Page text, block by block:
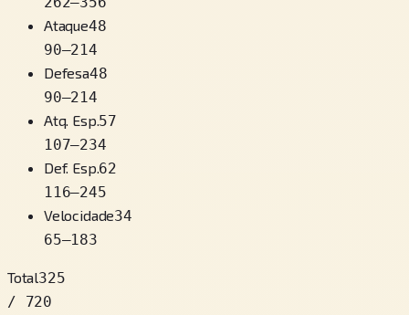
Ataque48
90–214
Defesa48
90–214
Atq. Esp.57
107–234
Def. Esp.62
116–245
Velocidade34
65–183
Total325
/ 720